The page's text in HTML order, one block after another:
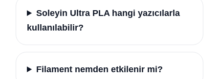
Soleyin Ultra PLA hangi yazıcılarla
kullanılabilir?
Filament nemden etkilenir mi?